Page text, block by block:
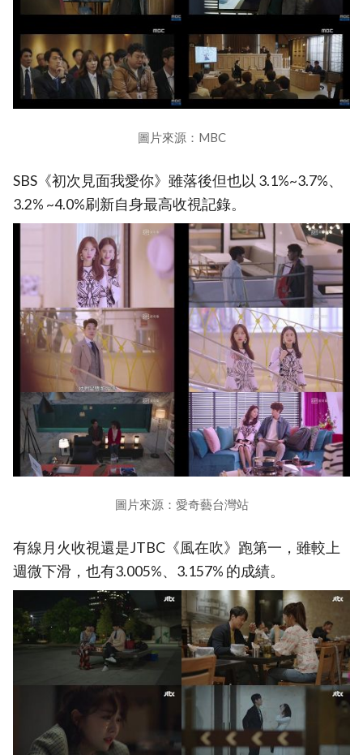
圖片來源：MBC
SBS《初次見面我愛你》雖落後但也以 3.1%~3.7%、
3.2% ~4.0%刷新自身最高收視記錄。
圖片來源：愛奇藝台灣站
有線月火收視還是JTBC《風在吹》跑第一，雖較上
週微下滑，也有3.005%、3.157% 的成績。